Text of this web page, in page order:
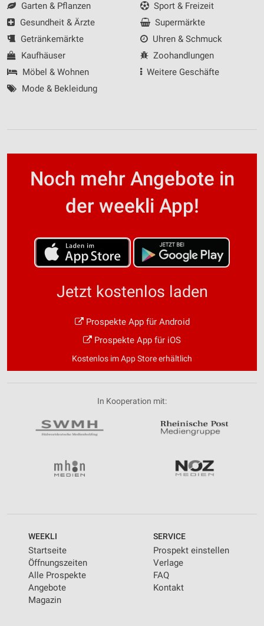
Garten & Pflanzen
Gesundheit & Ärzte
Getränkemärkte
Kaufhäuser
Möbel & Wohnen
Mode & Bekleidung
Sport & Freizeit
Supermärkte
Uhren & Schmuck
Zoohandlungen
Weitere Geschäfte
Noch mehr Angebote in
der weekli App!
Jetzt kostenlos laden
Prospekte App für Android
Prospekte App für iOS
Kostenlos im App Store erhältlich
In Kooperation mit:
WEEKLI
Startseite
Öffnungszeiten
Alle Prospekte
Angebote
Magazin
SERVICE
Prospekt einstellen
Verlage
FAQ
Kontakt